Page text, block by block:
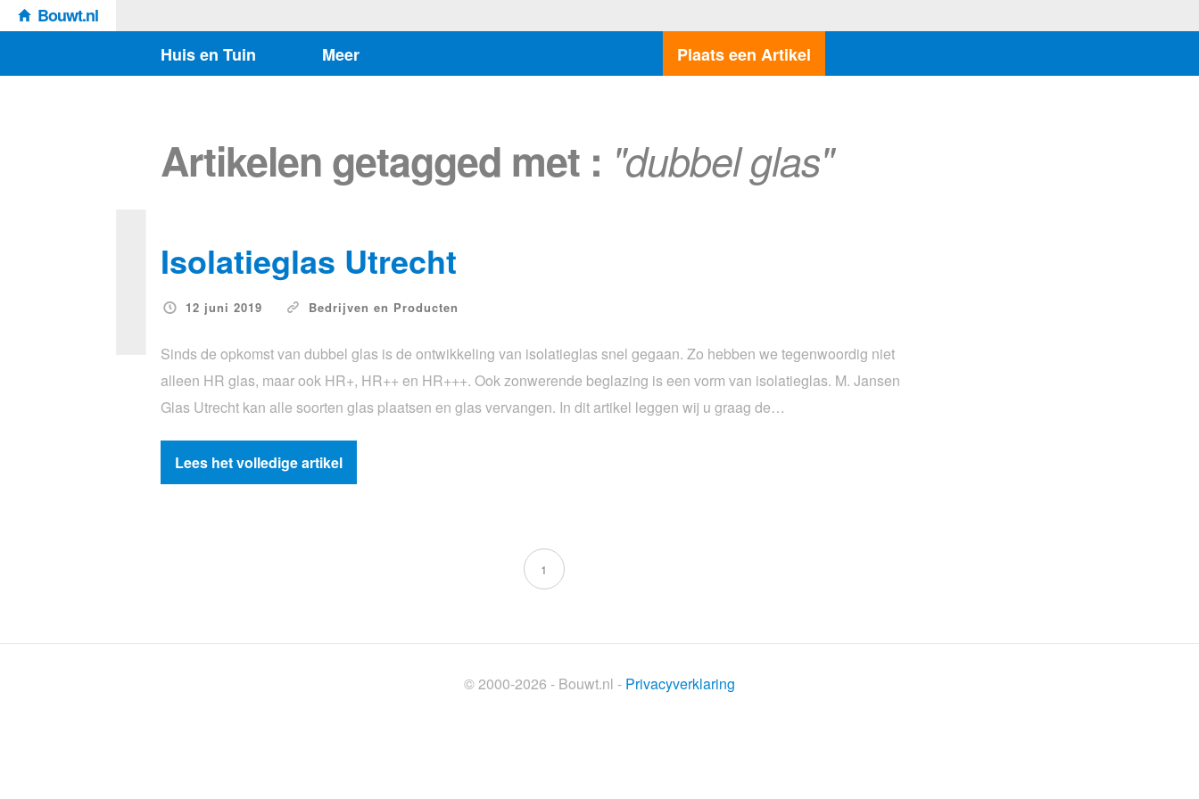
Bouwt.nl
Huis en Tuin
Meer Plaats een Artikel
Artikelen getagged met : "dubbel glas"
Isolatieglas Utrecht
12 juni 2019 Bedrijven en Producten
Sinds de opkomst van dubbel glas is de ontwikkeling van isolatieglas snel gegaan. Zo hebben we tegenwoordig niet
alleen HR glas, maar ook HR+, HR++ en HR+++. Ook zonwerende beglazing is een vorm van isolatieglas. M. Jansen
Glas Utrecht kan alle soorten glas plaatsen en glas vervangen. In dit artikel leggen wij u graag de…
Lees het volledige artikel
1
© 2000-2026 - Bouwt.nl - Privacyverklaring